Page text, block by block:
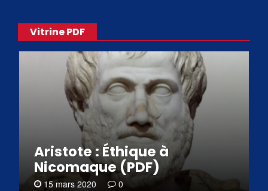
Vitrine PDF
Aristote : Éthique à
Nicomaque (PDF)
15 mars 2020 0